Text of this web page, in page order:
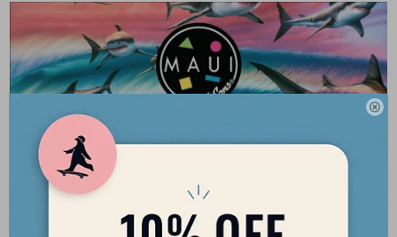

POLERA SURFING
Un básico versátil para los días más frescos, esta polera Maui
colección Invierno 2026.